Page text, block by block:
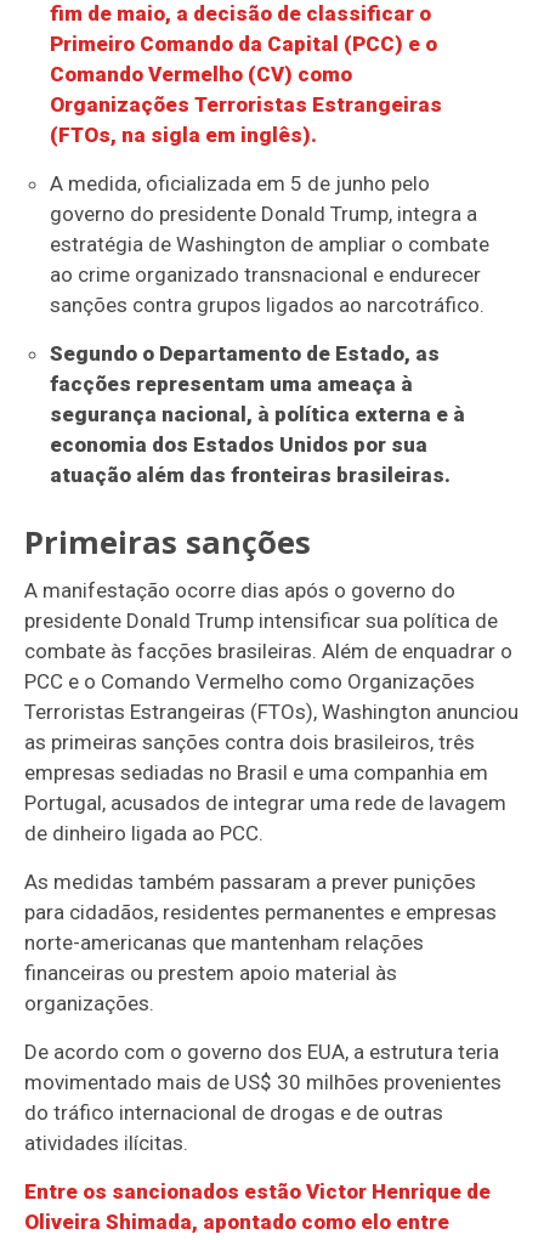
fim de maio, a decisão de classificar o
Primeiro Comando da Capital (PCC) e o
Comando Vermelho (CV) como
Organizações Terroristas Estrangeiras
(FTOs, na sigla em inglês).
A medida, oficializada em 5 de junho pelo
governo do presidente Donald Trump, integra a
estratégia de Washington de ampliar o combate
ao crime organizado transnacional e endurecer
sanções contra grupos ligados ao narcotráfico.
Segundo o Departamento de Estado, as
facções representam uma ameaça à
segurança nacional, à política externa e à
economia dos Estados Unidos por sua
atuação além das fronteiras brasileiras.
Primeiras sanções
A manifestação ocorre dias após o governo do
presidente Donald Trump intensificar sua política de
combate às facções brasileiras. Além de enquadrar o
PCC e o Comando Vermelho como Organizações
Terroristas Estrangeiras (FTOs), Washington anunciou
as primeiras sanções contra dois brasileiros, três
empresas sediadas no Brasil e uma companhia em
Portugal, acusados de integrar uma rede de lavagem
de dinheiro ligada ao PCC.
As medidas também passaram a prever punições
para cidadãos, residentes permanentes e empresas
norte-americanas que mantenham relações
financeiras ou prestem apoio material às
organizações.
De acordo com o governo dos EUA, a estrutura teria
movimentado mais de US$ 30 milhões provenientes
do tráfico internacional de drogas e de outras
atividades ilícitas.
Entre os sancionados estão Victor Henrique de
Oliveira Shimada, apontado como elo entre